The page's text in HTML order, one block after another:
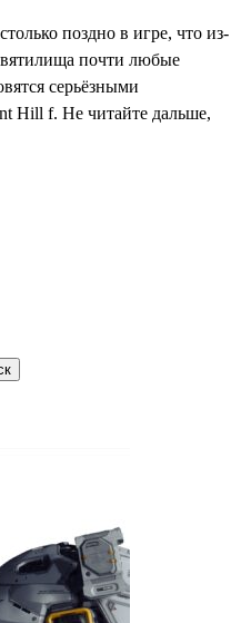
поздно в игре, что из-
почти любые
серьёзными
Hill f. Не читайте дальше,